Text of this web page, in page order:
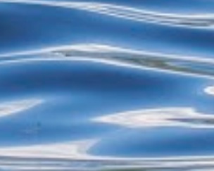
participar, basta se dirigir à Rua Dr.
Feliciano Sodré 82, Sala 104 – Centro, no
horário 9h às 17h, de segunda a sexta. Mais
informações também podem ser obtidas
pelo telefone (21) 3474-1004 e pelo e-mail
agenda21sg@r7.com . O Lixão do Salgueiro
foi fechado em fevereiro por determinação
do Governo Federal, que está instituindo o
fim de lixões no Brasil até 2014. Os
habitantes da região que viviam do lixo há